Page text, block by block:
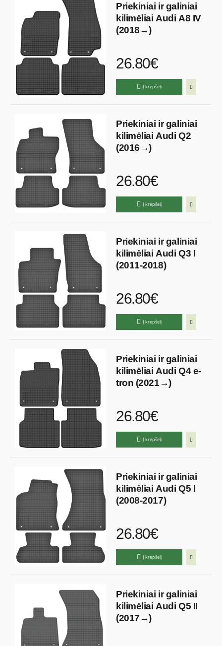
Priekiniai ir galiniai
kilimėliai Audi A8 IV
(2018→)
26.80€
Į krepšelį
Priekiniai ir galiniai
kilimėliai Audi Q2
(2016→)
26.80€
Į krepšelį
Priekiniai ir galiniai
kilimėliai Audi Q3 I
(2011-2018)
26.80€
Į krepšelį
Priekiniai ir galiniai
kilimėliai Audi Q4 e-
tron (2021→)
26.80€
Į krepšelį
Priekiniai ir galiniai
kilimėliai Audi Q5 I
(2008-2017)
26.80€
Į krepšelį
Priekiniai ir galiniai
kilimėliai Audi Q5 II
(2017→)